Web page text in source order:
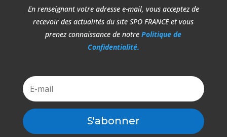
En renseignant votre adresse e-mail, vous acceptez de
recevoir des actualités du siteSPO FRANCE et vous
prenez connaissance de notrePolitique de
Confidentialité.
S'abonner